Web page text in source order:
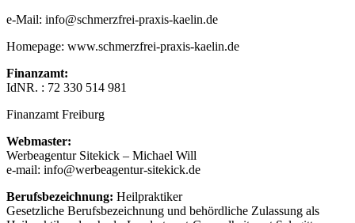
e-Mail: info@schmerzfrei-praxis-kaelin.de
Homepage: www.schmerzfrei-praxis-kaelin.de
Finanzamt:
IdNR. : 72 330 514 981
Finanzamt Freiburg
Webmaster:
Werbeagentur Sitekick – Michael Will
e-mail: info@werbeagentur-sitekick.de
Berufsbezeichnung: Heilpraktiker
Gesetzliche Berufsbezeichnung und behördliche Zulassung als